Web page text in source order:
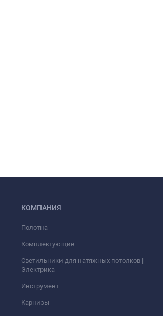
КОМПАНИЯ
Полотна
Комплектующие
Светильники для натяжных потолков |
Электрика
Инструмент
Карнизы